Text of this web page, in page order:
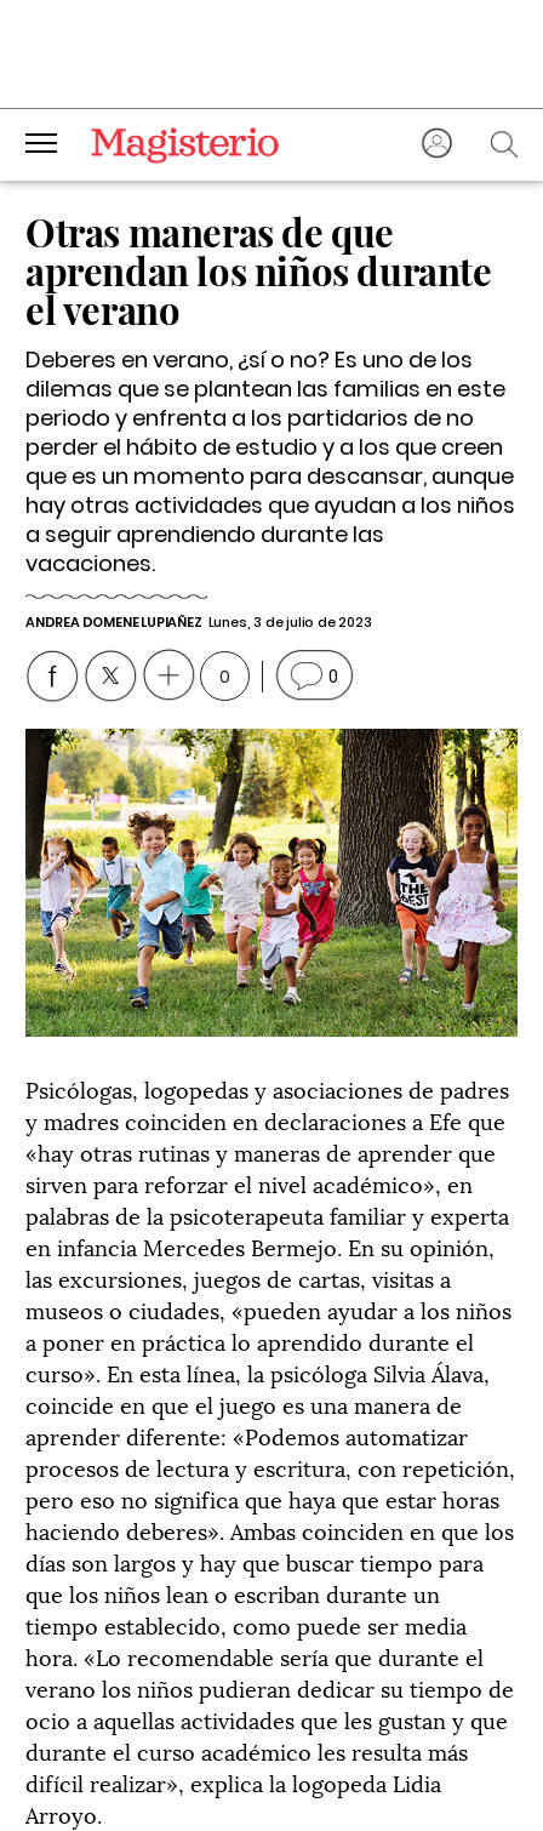
Otras maneras de que
aprendan los niños durante
el verano
Deberes en verano, ¿sí o no? Es uno de los
dilemas que se plantean las familias en este
periodo y enfrenta a los partidarios de no
perder el hábito de estudio y a los que creen
que es un momento para descansar, aunque
hay otras actividades que ayudan a los niños
a seguir aprendiendo durante las
vacaciones.
ANDREA DOMENE LUPIAÑEZ Lunes, 3 de julio de 2023
0 0
Psicólogas, logopedas y asociaciones de padres
y madres coinciden en declaraciones a Efe que
«hay otras rutinas y maneras de aprender que
sirven para reforzar el nivel académico», en
palabras de la psicoterapeuta familiar y experta
en infancia Mercedes Bermejo. En su opinión,
las excursiones, juegos de cartas, visitas a
museos o ciudades, «pueden ayudar a los niños
a poner en práctica lo aprendido durante el
curso». En esta línea, la psicóloga Silvia Álava,
coincide en que el juego es una manera de
aprender diferente: «Podemos automatizar
procesos de lectura y escritura, con repetición,
pero eso no significa que haya que estar horas
haciendo deberes». Ambas coinciden en que los
días son largos y hay que buscar tiempo para
que los niños lean o escriban durante un
tiempo establecido, como puede ser media
hora. «Lo recomendable sería que durante el
verano los niños pudieran dedicar su tiempo de
ocio a aquellas actividades que les gustan y que
durante el curso académico les resulta más
difícil realizar», explica la logopeda Lidia
Arroyo.